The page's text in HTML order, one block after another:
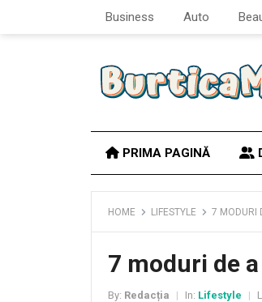
Business Auto
PRIMA PAGINĂ
HOME LIFESTYLE 7 MODURI
7 moduri de
By: Redacția In: Lifestyle